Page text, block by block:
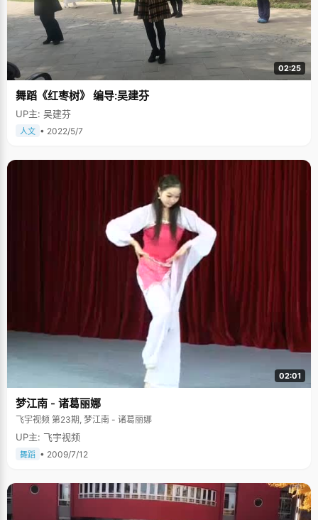
02:25
舞蹈《红枣树》 编导:吴建芬
UP主: 吴建芬
人文 • 2022/5/7
02:01
梦江南 - 诸葛丽娜
飞宇视频 第23期, 梦江南 - 诸葛丽娜
UP主: 飞宇视频
舞蹈 • 2009/7/12